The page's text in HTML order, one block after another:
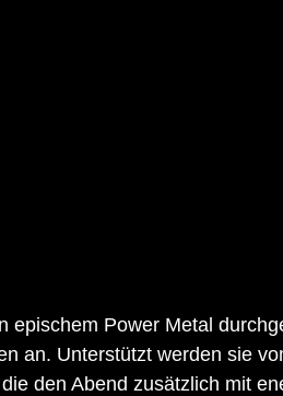
epischem Power Metal
an. Unterstützt werden sie
den Abend zusätzlich mit